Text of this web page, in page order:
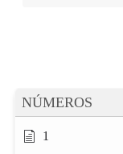
NÚMEROS
1